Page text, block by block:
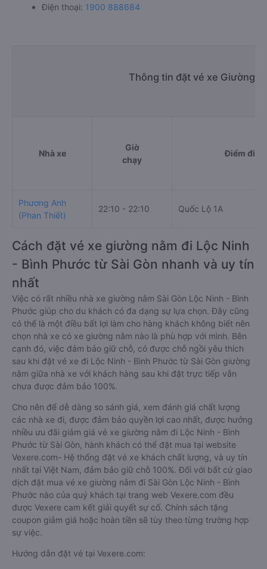
Điện thoại: 1900 888684
Thông tin đặt vé xe Giường
Nhà xe
Giờ
chạy
Điểm đi
Phương Anh
(Phan Thiết)
22:10 - 22:10 Quốc Lộ 1A
Cách đặt vé xe giường nằm đi Lộc Ninh
- Bình Phước từ Sài Gòn nhanh và uy tín
nhất
Việc có rất nhiều nhà xe giường nằm Sài Gòn Lộc Ninh - Bình
Phước giúp cho du khách có đa dạng sự lựa chọn. Đây cũng
có thể là một điều bất lợi làm cho hàng khách không biết nên
chọn nhà xe có xe giường nằm nào là phù hợp với mình. Bên
cạnh đó, việc đảm bảo giữ chỗ, có được chỗ ngồi yêu thích
sau khi đặt vé xe đi Lộc Ninh - Bình Phước từ Sài Gòn giường
nằm giữa nhà xe với khách hàng sau khi đặt trực tiếp vẫn
chưa được đảm bảo 100%.
Cho nên để dễ dàng so sánh giá, xem đánh giá chất lượng
các nhà xe đi, được đảm bảo quyền lợi cao nhất, được hưởng
nhiều ưu đãi giảm giá vé xe giường nằm đi Lộc Ninh - Bình
Phước từ Sài Gòn, hành khách có thể đặt mua tại website
Vexere.com- Hệ thống đặt vé xe khách chất lượng, và uy tín
nhất tại Việt Nam, đảm bảo giữ chỗ 100%. Đối với bất cứ giao
dịch đặt mua vé xe giường nằm đi Sài Gòn Lộc Ninh - Bình
Phước nào của quý khách tại trang web Vexere.com đều
được Vexere cam kết giải quyết sự cố. Chính sách tặng
coupon giảm giá hoặc hoàn tiền sẽ tùy theo từng trường hợp
sự việc.
Hướng dẫn đặt vé tại Vexere.com: